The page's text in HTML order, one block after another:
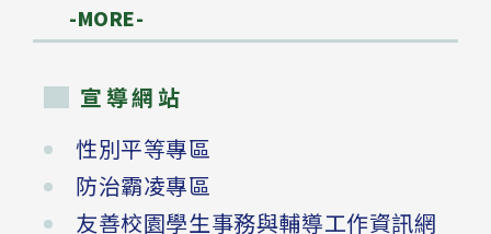
-MORE-
宣導網站
性別平等專區
防治霸凌專區
友善校園學生事務與輔導工作資訊網